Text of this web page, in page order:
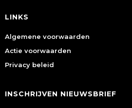
LINKS
Algemene voorwaarden
Actie voorwaarden
Privacy beleid
INSCHRIJVEN NIEUWSBRIEF